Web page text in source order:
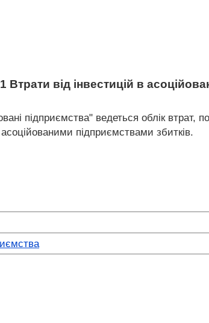
Втрати від інвестицій в
підприємства" ведеться облік втрат,
підприємствами збитків.